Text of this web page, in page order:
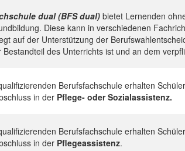
dual (BFS dual) bietet Lernenden
Diese kann in verschiedenen
auf der Unterstützung der
Bestandteil des Unterrichts ist und an dem
Berufsfachschule erhalten
in der Pflege- oder Sozialassistenz.
Berufsfachschule erhalten
in der Pflegeassistenz.